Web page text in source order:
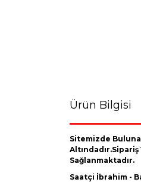
Ürün Bilgisi
Sitemizde
Sağlanmaktadır.
Saatçi İbrahim -